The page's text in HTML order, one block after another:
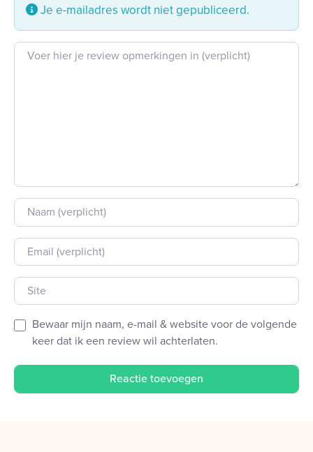
Je e-mailadres wordt niet gepubliceerd.
Beoordeling tekst
Naam
E-mail
Site
Bewaar mijn naam, e-mail & website voor de volgende
keer dat ik een review wil achterlaten.